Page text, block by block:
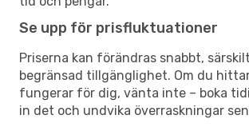
Se upp för prisfluktuationer
Priserna kan förändras snabbt,
begränsad tillgänglighet. Om du
fungerar för dig, vänta inte – boka
in det och undvika överraskningar